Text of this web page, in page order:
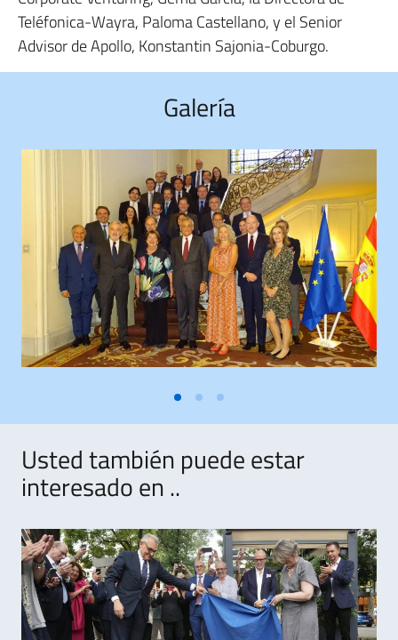
Teléfonica-Wayra, Paloma Castellano, y el Senior
Advisor de Apollo, Konstantin Sajonia-Coburgo.
Galería
Usted también puede estar
interesado en ..